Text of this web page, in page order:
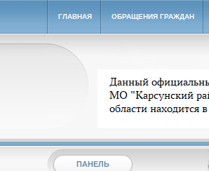
ГЛАВНАЯ ОБРАЩЕНИЯ ГРАЖДАН
Архивный сайт
ПАНЕЛЬ